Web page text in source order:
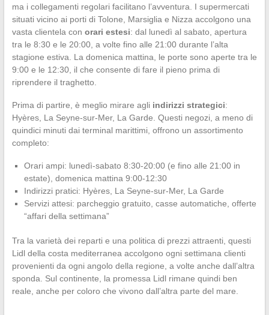
ma i collegamenti regolari facilitano l’avventura. I supermercati
situati vicino ai porti di Tolone, Marsiglia e Nizza accolgono una
vasta clientela con orari estesi: dal lunedì al sabato, apertura
tra le 8:30 e le 20:00, a volte fino alle 21:00 durante l’alta
stagione estiva. La domenica mattina, le porte sono aperte tra le
9:00 e le 12:30, il che consente di fare il pieno prima di
riprendere il traghetto.
Prima di partire, è meglio mirare agli indirizzi strategici:
Hyères, La Seyne-sur-Mer, La Garde. Questi negozi, a meno di
quindici minuti dai terminal marittimi, offrono un assortimento
completo:
Orari ampi: lunedì-sabato 8:30-20:00 (e fino alle 21:00 in
estate), domenica mattina 9:00-12:30
Indirizzi pratici: Hyères, La Seyne-sur-Mer, La Garde
Servizi attesi: parcheggio gratuito, casse automatiche, offerte
“affari della settimana”
Tra la varietà dei reparti e una politica di prezzi attraenti, questi
Lidl della costa mediterranea accolgono ogni settimana clienti
provenienti da ogni angolo della regione, a volte anche dall’altra
sponda. Sul continente, la promessa Lidl rimane quindi ben
reale, anche per coloro che vivono dall’altra parte del mare.